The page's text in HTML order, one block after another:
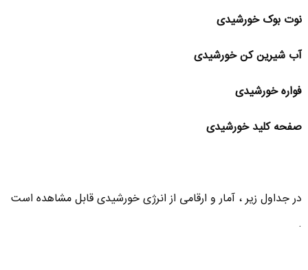
نوت بوک خورشیدی
آب شیرین کن خورشیدی
فواره خورشیدی
صفحه کلید خورشیدی
در جداول زیر ، آمار و ارقامی از انرژی خورشیدی قابل مشاهده است
.